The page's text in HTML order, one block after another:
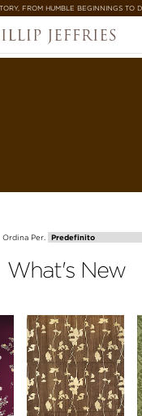
FROM HUMBLE BEGINNINGS TO
Ordina Per.
What's New